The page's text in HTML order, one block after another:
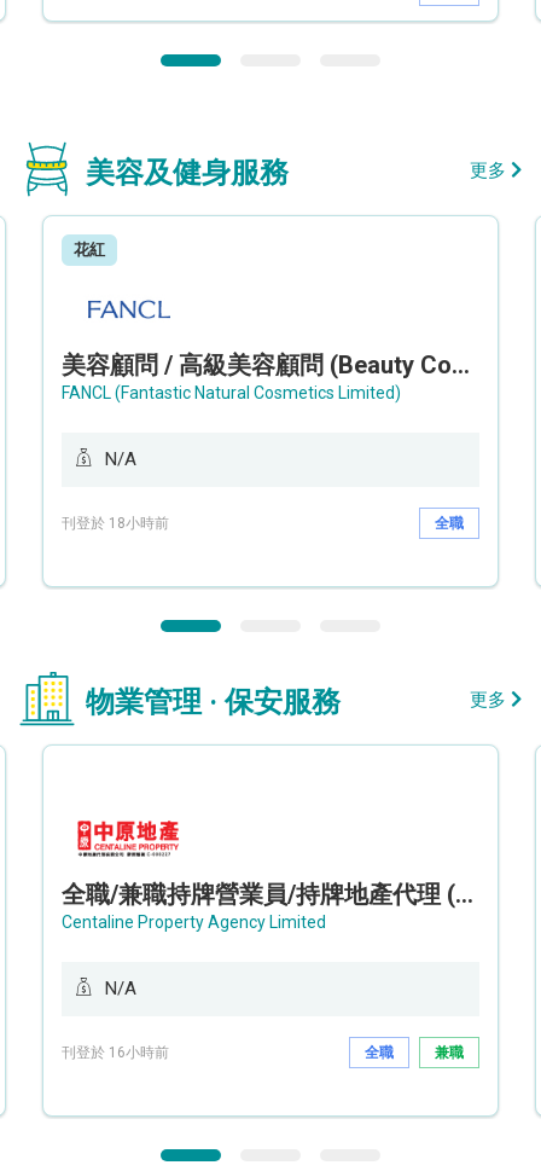
美容及健身服務 更多
花紅
美容顧問 / 高級美容顧問 (Beauty Consultant / Senior Beauty Consultant)
FANCL (Fantastic Natural Cosmetics Limited)
N/A
刊登於 18小時前 全職
物業管理 · 保安服務 更多
全職/兼職持牌營業員/持牌地產代理 (長沙灣/將軍澳/油塘)
Centaline Property Agency Limited
N/A
刊登於 16小時前 全職 兼職